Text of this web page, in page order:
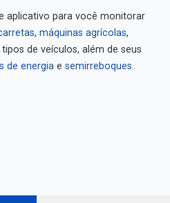
aplicativo para você monitorar
, máquinas agrícolas,
de veículos, além de seus
de energia e semirreboques.